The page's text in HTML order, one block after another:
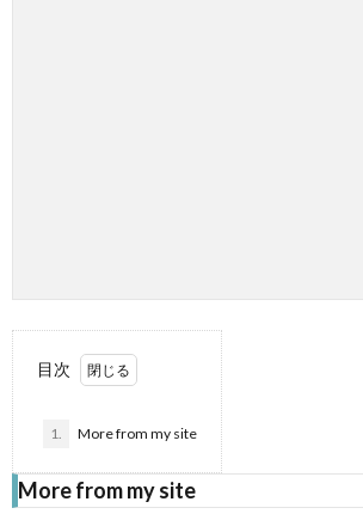
目次
1. More from my site
More from my site